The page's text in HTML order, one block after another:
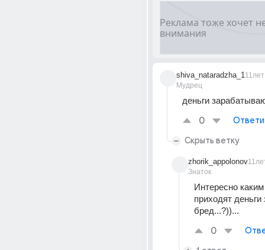
shiva_nataradzha_1
Мудрец
11лет
деньги
0
Скрыть ветку
zhorik_appolonov
Знаток
Интересно
приходят деньги
бред...?))...
0